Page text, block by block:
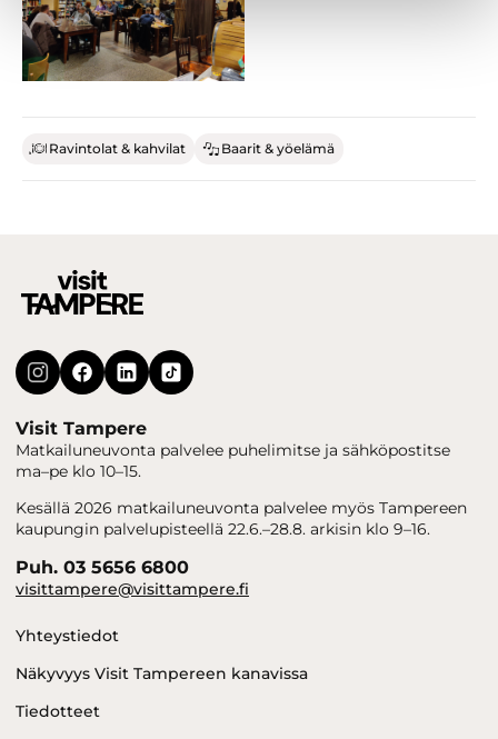
Ravintolat & kahvilat Baarit & yöelämä
Visit Tampere
Matkailuneuvonta palvelee puhelimitse ja sähköpostitse
ma–pe klo 10–15.
Kesällä 2026 matkailuneuvonta palvelee myös Tampereen
kaupungin palvelupisteellä 22.6.–28.8. arkisin klo 9–16.
Puh. 03 5656 6800
visittampere@visittampere.fi
Yhteystiedot
Näkyvyys Visit Tampereen kanavissa
Tiedotteet